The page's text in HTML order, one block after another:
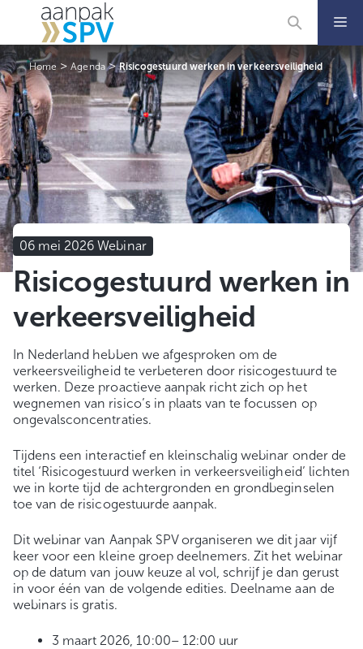
inhoud
Home>Agenda>Risicogestuurd werken in verkeersveiligheid
06 mei 2026 Webinar
Risicogestuurd werken in
verkeersveiligheid
In Nederland hebben we afgesproken om de
verkeersveiligheid te verbeteren door risicogestuurd te
werken. Deze proactieve aanpak richt zich op het
wegnemen van risico’s in plaats van te focussen op
ongevalsconcentraties.
Tijdens een interactief en kleinschalig webinar onder de
titel ‘Risicogestuurd werken in verkeersveiligheid’ lichten
we in korte tijd de achtergronden en grondbeginselen
toe van de risicogestuurde aanpak.
Dit webinar van Aanpak SPV organiseren we dit jaar vijf
keer voor een kleine groep deelnemers. Zit het webinar
op de datum van jouw keuze al vol, schrijf je dan gerust
in voor één van de volgende edities. Deelname aan de
webinars is gratis.
3 maart 2026, 10:00– 12:00 uur